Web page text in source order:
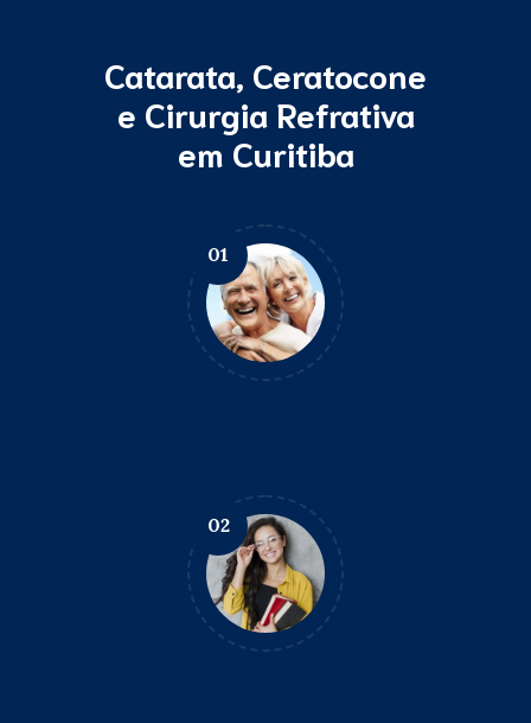
Catarata, Ceratocone
e Cirurgia Refrativa
em Curitiba
01
02